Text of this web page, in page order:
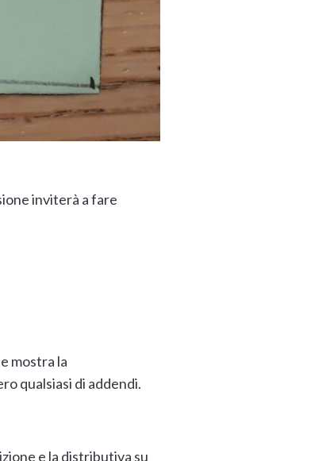
inviterà a fare
mostra la
qualsiasi di addendi.
e la distributiva su